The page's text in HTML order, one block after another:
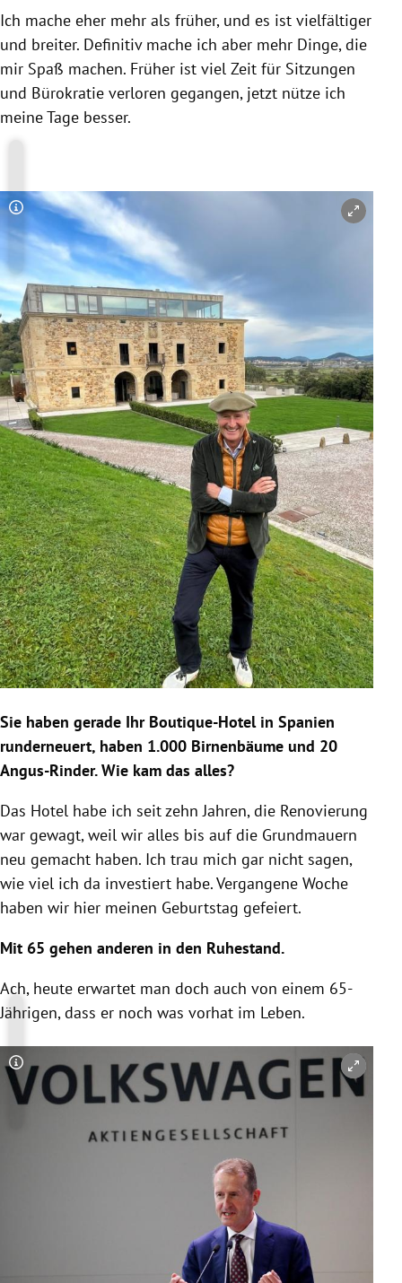
Ich mache eher mehr als früher, und es ist vielfältiger
und breiter. Definitiv mache ich aber mehr Dinge, die
mir Spaß machen. Früher ist viel Zeit für Sitzungen
und Bürokratie verloren gegangen, jetzt nütze ich
meine Tage besser.
Copyright-Hinweis öffnen/schließen
Sie haben gerade Ihr Boutique-Hotel in Spanien
runderneuert, haben 1.000 Birnenbäume und 20
Angus-Rinder. Wie kam das alles?
Das Hotel habe ich seit zehn Jahren, die Renovierung
war gewagt, weil wir alles bis auf die Grundmauern
neu gemacht haben. Ich trau mich gar nicht sagen,
wie viel ich da investiert habe. Vergangene Woche
haben wir hier meinen Geburtstag gefeiert.
Mit 65 gehen anderen in den Ruhestand.
Ach, heute erwartet man doch auch von einem 65-
Jährigen, dass er noch was vorhat im Leben.
Copyright-Hinweis öffnen/schließen